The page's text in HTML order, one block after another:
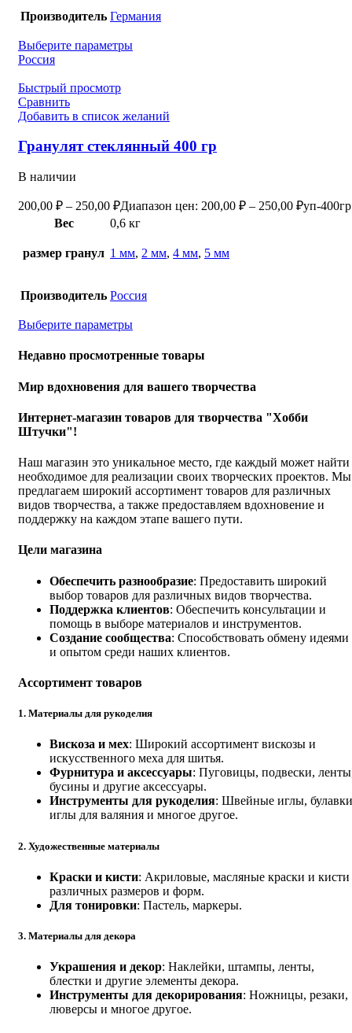
Производитель Германия
Выберите параметры
Россия
Быстрый просмотр
Сравнить
Добавить в список желаний
Гранулят стеклянный 400 гр
В наличии
200,00 ₽ – 250,00 ₽Диапазон цен: 200,00 ₽ – 250,00 ₽уп-
Вес
0,6 кг
размер гранул 1 мм, 2 мм, 4 мм, 5 мм
Производитель Россия
Выберите параметры
Недавно просмотренные товары
Мир вдохновения для вашего творчества
Интернет-магазин товаров для творчества "Хобби
Штучки"!
Наш магазин это уникальное место, где каждый может найти
необходимое для реализации своих творческих проектов. Мы
предлагаем широкий ассортимент товаров для различных
видов творчества, а также предоставляем вдохновение и
поддержку на каждом этапе вашего пути.
Цели магазина
Обеспечить разнообразие: Предоставить широкий
выбор товаров для различных видов творчества.
Поддержка клиентов: Обеспечить консультации и
помощь в выборе материалов и инструментов.
Создание сообщества: Способствовать обмену идеями
и опытом среди наших клиентов.
Ассортимент товаров
1. Материалы для рукоделия
Вискоза и мех: Широкий ассортимент вискозы и
искусственного меха для шитья.
Фурнитура и аксессуары: Пуговицы, подвески,
бусины и другие аксессуары.
Инструменты для рукоделия: Швейные иглы,
иглы для валяния и многое другое.
2. Художественные материалы
Краски и кисти: Акриловые, масляные краски и кисти
различных размеров и форм.
Для тонировки: Пастель, маркеры.
3. Материалы для декора
Украшения и декор: Наклейки, штампы, ленты,
блестки и другие элементы декора.
Инструменты для декорирования: Ножницы, резаки,
люверсы и многое другое.